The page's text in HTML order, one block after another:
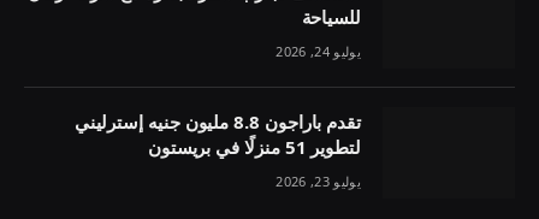
للسياحة
يوليو 24, 2026
تقدم باراجون 8.8 مليون جنيه إسترليني
لتطوير 51 منزلًا في بريستون
يوليو 23, 2026